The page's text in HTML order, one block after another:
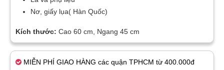
Nơ, giấy lụa( Hàn Quốc)
Kích thước: Cao 60 cm, Ngang 45 cm
MIỄN PHÍ GIAO HÀNG các quận TPHCM từ 400.000đ